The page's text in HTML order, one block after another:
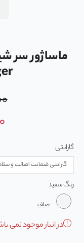
گارانتی
رنگ
صاف
در انبار موجود نمی